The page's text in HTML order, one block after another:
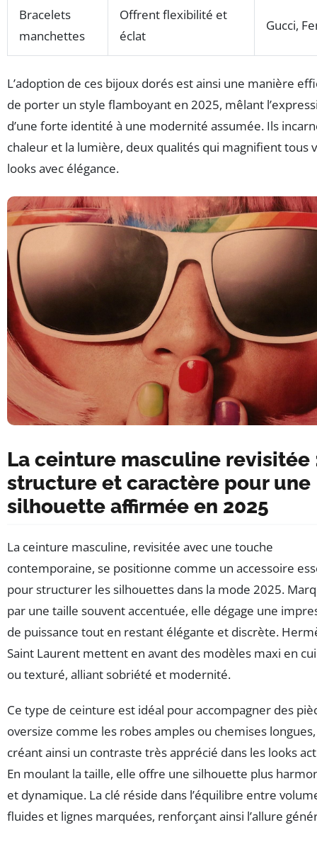
Bracelets
manchettes
Offrent flexibilité et
éclat
Gucci,
L’adoption de ces bijoux dorés est ainsi une manière
de porter un style flamboyant en 2025, mêlant
d’une forte identité à une modernité assumée. Ils
chaleur et la lumière, deux qualités qui magnifient tous
looks avec élégance.
La ceinture masculine revisitée
structure et caractère pour une
silhouette affirmée en 2025
La ceinture masculine, revisitée avec une touche
contemporaine, se positionne comme un accessoire
pour structurer les silhouettes dans la mode 2025.
par une taille souvent accentuée, elle dégage une
de puissance tout en restant élégante et discrète.
Saint Laurent mettent en avant des modèles maxi en
ou texturé, alliant sobriété et modernité.
Ce type de ceinture est idéal pour accompagner des
oversize comme les robes amples ou chemises longues,
créant ainsi un contraste très apprécié dans les looks
En moulant la taille, elle offre une silhouette plus
et dynamique. La clé réside dans l’équilibre entre
fluides et lignes marquées, renforçant ainsi l’allure